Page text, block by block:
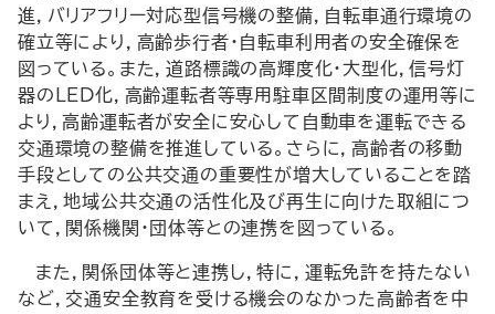
進，バリアフリー対応型信号機の整備，自転車通行環境の
確立等により，高齢歩行者・自転車利用者の安全確保を
図っている。また，道路標識の高輝度化・大型化，信号灯
器のLED化，高齢運転者等専用駐車区間制度の運用等に
より，高齢運転者が安全に安心して自動車を運転できる
交通環境の整備を推進している。さらに，高齢者の移動
手段としての公共交通の重要性が増大していることを踏
まえ，地域公共交通の活性化及び再生に向けた取組につ
いて，関係機関・団体等との連携を図っている。
また，関係団体等と連携し，特に，運転免許を持たない
など，交通安全教育を受ける機会のなかった高齢者を中